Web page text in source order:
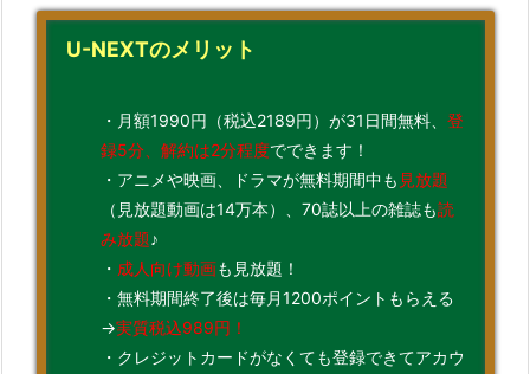
U-NEXTのメリット
・月額1990円（税込2189円）が31日間無料、 登
録5分、解約は2分程度でできます！
・アニメや映画、ドラマが無料期間中も 見放題
（見放題動画は14万本）、70誌以上の雑誌も読
み放題♪
・ 成人向け動画も見放題！
・無料期間終了後は毎月1200ポイントもらえる
→実質税込989円！
・クレジットカードがなくても登録できてアカウ